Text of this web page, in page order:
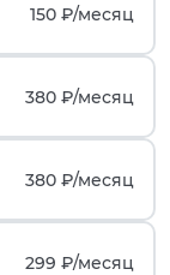
150 ₽/месяц
380 ₽/месяц
380 ₽/месяц
299 ₽/месяц